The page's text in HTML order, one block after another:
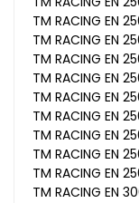
TM RACING EN
TM RACING EN
TM RACING EN
TM RACING EN
TM RACING EN
TM RACING EN
TM RACING EN
TM RACING EN
TM RACING EN
TM RACING EN